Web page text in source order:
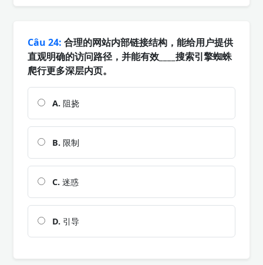
Câu 24: 合理的网站内部链接结构，能给用户提供
直观明确的访问路径，并能有效____搜索引擎蜘蛛
爬行更多深层内页。
A. 阻挠
B. 限制
C. 迷惑
D. 引导